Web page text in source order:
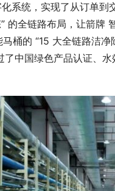
系统，实现了从订单
的全链路布局，让箭牌
的 “15 大全链路洁净
中国绿色产品认证、